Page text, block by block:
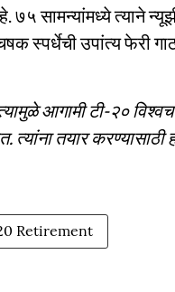
७५ सामन्यांमध्ये त्याने
स्पर्धेची उपांत्य फेरी
आगामी टी-२०
तयार करण्यासाठी
Retirement